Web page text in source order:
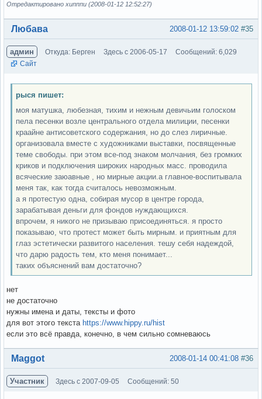
Отредактировано хипппи (2008-01-12 12:52:27)
Вне форума #35
2008-01-12 13:59:02
Любава
админ Откуда: Берген Здесь с 2006-05-17
Сообщений: 6,029
Сайт
рыся пишет:
моя матушка, любезная, тихим и нежным девичьим голоском
пела песенки возле центрального отдела милиции, песенки
краайне антисоветского содержания, но до слез лиричные.
организовала вместе с художниками выставки, посвященные
теме свободы. при этом все-под знаком молчания, без громких
криков и подключения широких народных масс. проводила
всяческие заюавные , но мирные акции.а главное-воспитывала
меня так, как тогда считалось невозможным.
а я протестую одна, собирая мусор в центре города,
зарабатывая деньги для фондов нуждающихся.
впрочем, я никого не призываю присоединяться. я просто
показываю, что протест может быть мирным. и приятным для
глаз эстетически развитого населения. тешу себя надеждой,
что дарю радость тем, кто меня понимает...
таких объяснений вам достаточно?
нет
не достаточно
нужны имена и даты, тексты и фото
для вот этого текста https://www.hippy.ru/hist
если это всё правда, конечно, в чем сильно сомневаюсь
Вне форума #36
2008-01-14 00:41:08
Maggot
Участник Здесь с 2007-09-05 Сообщений: 50